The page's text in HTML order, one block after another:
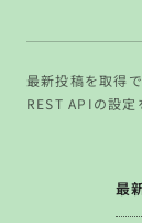
最新投稿を取得
REST APIの設定
最